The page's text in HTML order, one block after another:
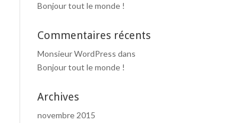
Bonjour tout le monde !
Commentaires récents
Monsieur WordPress dans
Bonjour tout le monde !
Archives
novembre 2015